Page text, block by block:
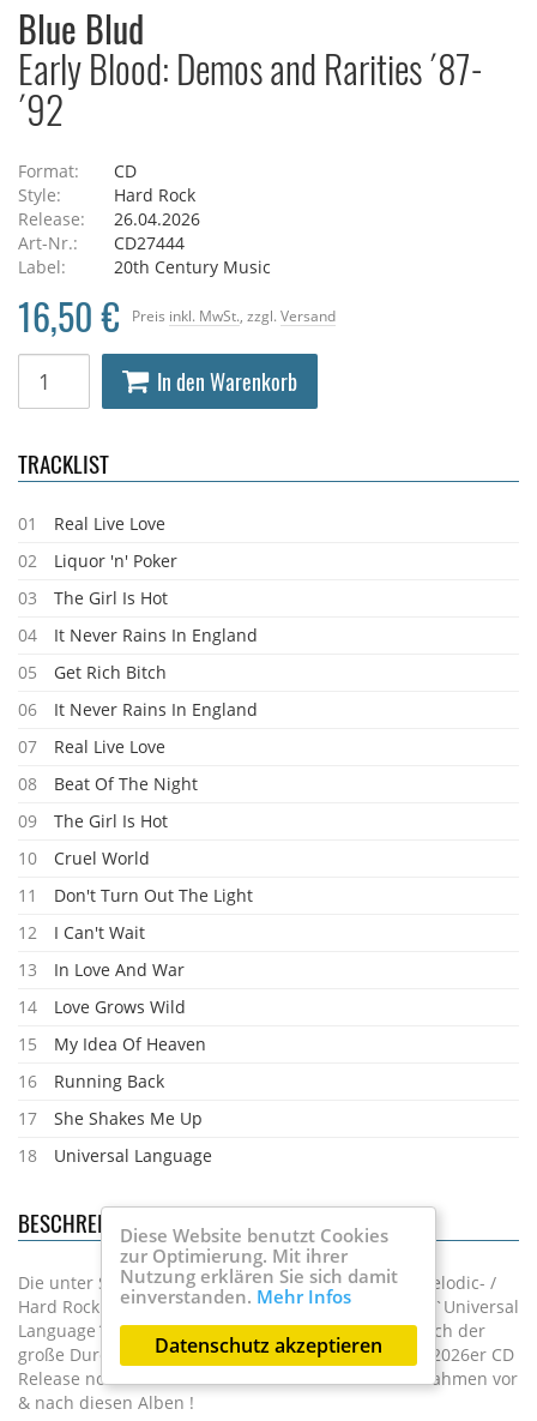
Blue Blud
Early Blood: Demos and Rarities ´87-
´92
Format:
CD
Style:
Hard Rock
Release:
26.04.2026
Art-Nr.:
CD27444
Label:
20th Century Music
Preis inkl. MwSt. , zzgl. Versand
16,50 €
In den Warenkorb
TRACKLIST
01
Real Live Love
02
Liquor 'n' Poker
03
The Girl Is Hot
04
It Never Rains In England
05
Get Rich Bitch
06
It Never Rains In England
07
Real Live Love
08
Beat Of The Night
09
The Girl Is Hot
10
Cruel World
11
Don't Turn Out The Light
12
I Can't Wait
13
In Love And War
14
Love Grows Wild
15
My Idea Of Heaven
16
Running Back
17
She Shakes Me Up
18
Universal Language
BESCHREIBUNG
Die unter Sammlern bestens bekannte englische Melodic- /
Hard Rock Band hatten mit `The Big Noise´ 1989 & `Universal
Language´ 1991 es nur zu 2 Alben gebracht und auch der
große Durchbruch blieb leider aus, jetzt gibt es als 2026er CD
Release noch diverse bisher unveröffentlichte Aufnahmen vor
& nach diesen Alben !
Diese Website benutzt Cookies
zur Optimierung. Mit ihrer
Nutzung erklären Sie sich damit
einverstanden. Mehr Infos
Datenschutz akzeptieren